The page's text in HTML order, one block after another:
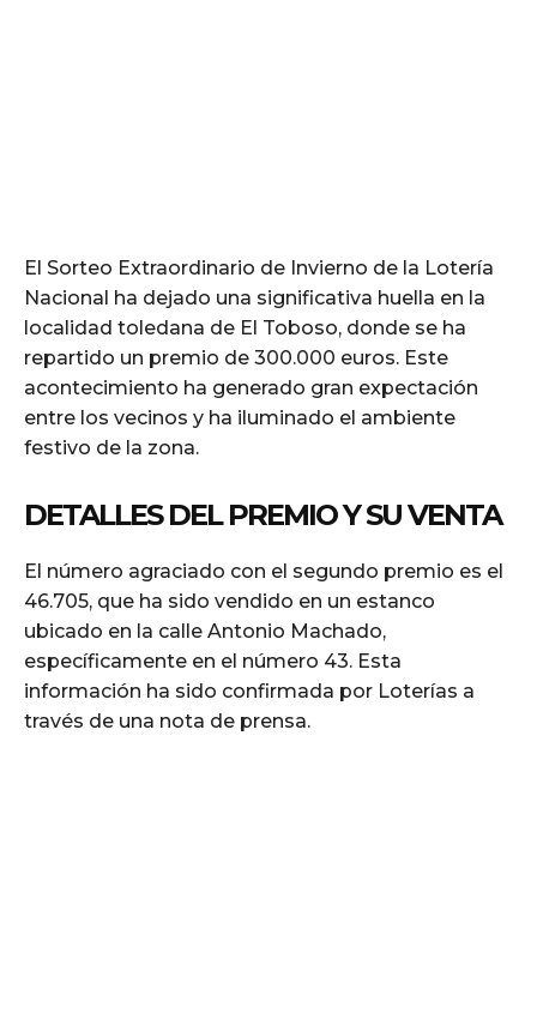
El Sorteo Extraordinario de Invierno de la Lotería
Nacional ha dejado una significativa huella en la
localidad toledana de El Toboso, donde se ha
repartido un premio de 300.000 euros. Este
acontecimiento ha generado gran expectación
entre los vecinos y ha iluminado el ambiente
festivo de la zona.
DETALLES DEL PREMIO Y SU VENTA
El número agraciado con el segundo premio es el
46.705, que ha sido vendido en un estanco
ubicado en la calle Antonio Machado,
específicamente en el número 43. Esta
información ha sido confirmada por Loterías a
través de una nota de prensa.